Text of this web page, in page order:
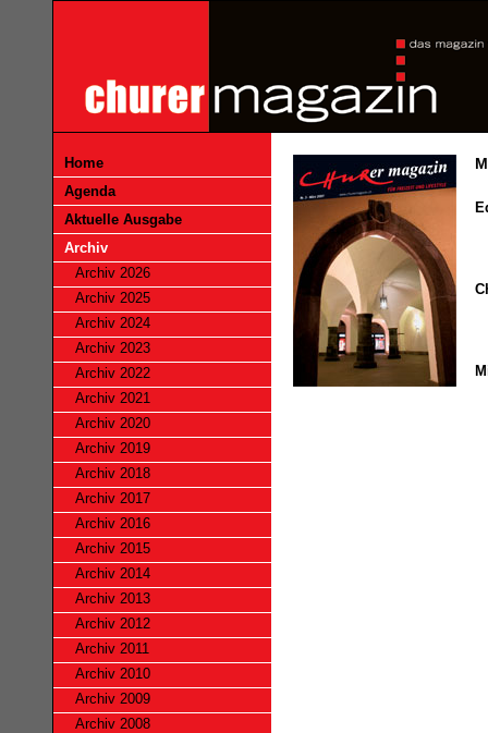
Home
Agenda
Aktuelle Ausgabe
Archiv
Archiv 2026
Archiv 2025
Archiv 2024
Archiv 2023
Archiv 2022
Archiv 2021
Archiv 2020
Archiv 2019
Archiv 2018
Archiv 2017
Archiv 2016
Archiv 2015
Archiv 2014
Archiv 2013
Archiv 2012
Archiv 2011
Archiv 2010
Archiv 2009
Archiv 2008